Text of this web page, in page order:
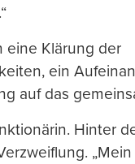
eine Klärung der
ein
auf das
Hinter